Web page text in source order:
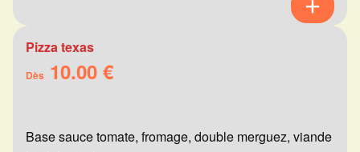
Pizza texas
Dès 10.00 €
Base sauce tomate, fromage, double merguez, viande